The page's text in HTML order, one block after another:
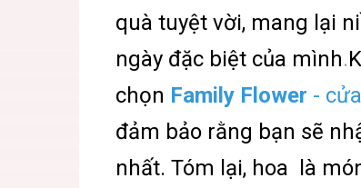
quà tuyệt vời, mang lại
ngày đặc biệt của mình.
chọn Family Flower -
đảm bảo rằng bạn sẽ
nhất. Tóm lại, hoa là